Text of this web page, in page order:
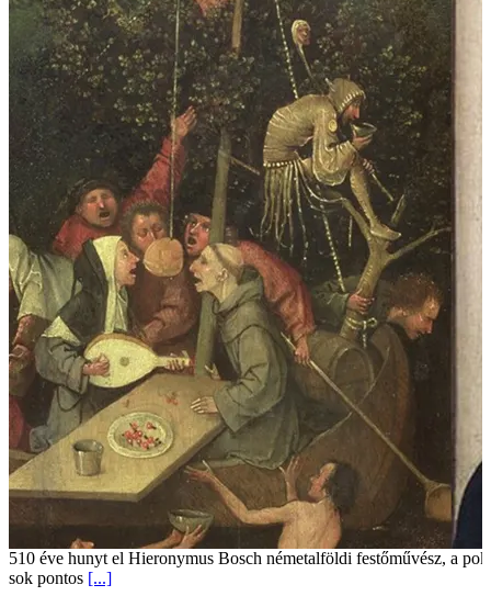
510 éve hunyt el Hieronymus Bosch németalföldi festőművész, a
sok pontos[...]
VERDI a Csáky-kastélyban